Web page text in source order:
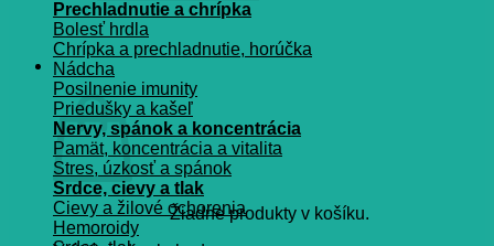
Košík
Žiadne produkty v košíku.
Prechladnutie a chrípka
Bolesť hrdla
Chrípka a prechladnutie, horúčka
Nádcha
Posilnenie imunity
Priedušky a kašeľ
Nervy, spánok a koncentrácia
Pamät, koncentrácia a vitalita
Stres, úzkosť a spánok
Srdce, cievy a tlak
Cievy a žilové ochorenia
Hemoroidy